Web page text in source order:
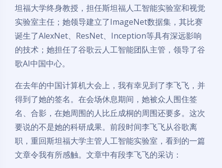
坦福大学终身教授，担任斯坦福人工智能实验室和视觉
实验室主任；她领导建立了ImageNet数据集，其比赛
诞生了AlexNet、ResNet、Inception等具有深远影响
的技术；她担任了谷歌云人工智能团队主管，领导了谷
歌AI中国中心。
在去年的中国计算机大会上，我有幸见到了李飞飞，并
得到了她的签名。在会场休息期间，她被众人围住签
名、合影，在她周围的人比丘成桐的周围还要多。这次
要说的不是她的科研成果。前段时间李飞飞从谷歌离
职，重回斯坦福大学主管人工智能实验室，看到的一篇
文章令我有所感触。文章中有段李飞飞的采访：